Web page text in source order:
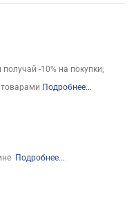
-10% на покупки;
Подробнее...
Подробнее...